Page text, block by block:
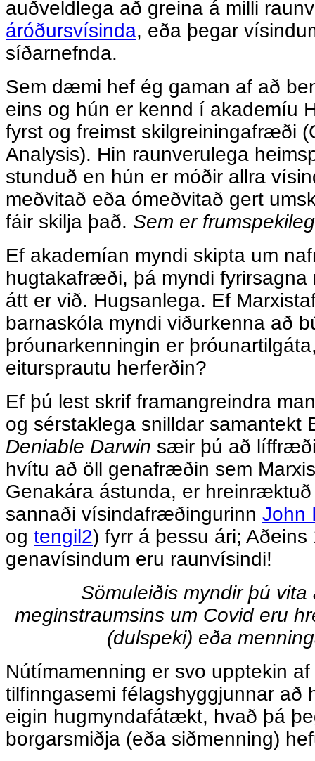
auðveldlega að greina á milli
áróðursvísinda, eða þegar
síðarnefnda.
Sem dæmi hef ég gaman af að
eins og hún er kennd í akademíu
fyrst og freimst skilgreiningafræði
Analysis). Hin raunverulega
stunduð en hún er móðir allra
meðvitað eða ómeðvitað gert
fáir skilja það. Sem er
Ef akademían myndi skipta um
hugtakafræði, þá myndi fyrirsagna
átt er við. Hugsanlega. Ef
barnaskóla myndi viðurkenna að
þróunarkenningin er
eitursprautu herferðin?
Ef þú lest skrif framangreindra
og sérstaklega snilldar samantekt
Deniable Darwin sæir þú að
hvítu að öll genafræðin sem
Genakára ástunda, er
sannaði vísindafræðingurinn John
og tengil2) fyrr á þessu ári; Aðeins
genavísindum eru raunvísindi!
Sömuleiðis myndir þú
meginstraumsins um Covid eru
(dulspeki) eða
Nútímamenning er svo upptekin
tilfinngasemi félagshyggjunnar að
eigin hugmyndafátækt, hvað þá
borgarsmiðja (eða siðmenning)